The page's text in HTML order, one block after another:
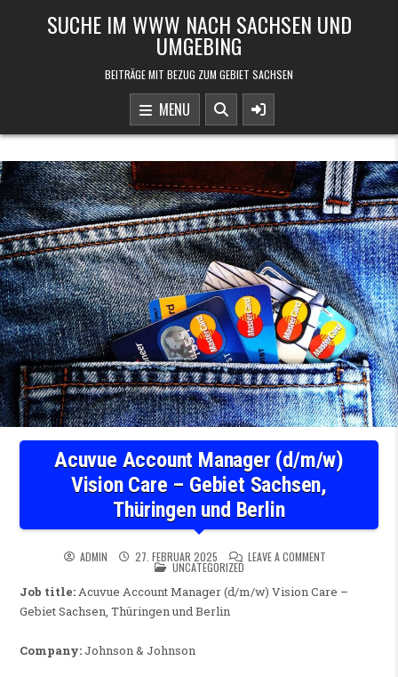
SUCHE IM WWW NACH SACHSEN UND
UMGEBING
BEITRÄGE MIT BEZUG ZUM GEBIET SACHSEN
MENU
Acuvue Account Manager (d/m/w)
Vision Care – Gebiet Sachsen,
Thüringen und Berlin
ADMIN 27. FEBRUAR 2025 LEAVE A COMMENTON ACUVUE
POSTED IN
UNCATEGORIZED
Job title:Acuvue Account Manager (d/m/w) Vision Care –
Gebiet Sachsen, Thüringen und Berlin
Company:Johnson & Johnson